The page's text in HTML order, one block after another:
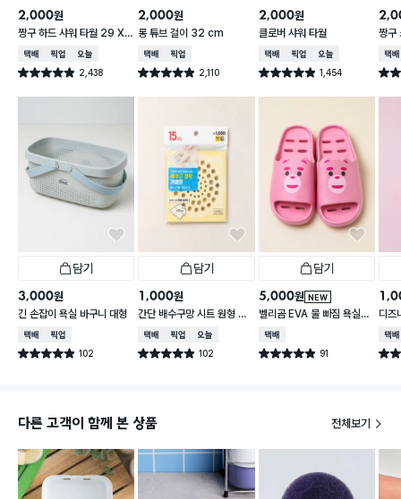
2,000원
짱구 하드 샤워 타월 29 X
95 cm
택배배송매장픽업오늘배송
별점 4.9점 2,438
건 작성
2,000원
롱 튜브 걸이 32 cm
택배배송매장픽업
별점 4.9점 2,110
건 작성
2,000원
클로버 샤워 타월
택배배송매장픽업오늘배송
별점 4.9점 1,454
건 작성
짱구
X
택배
별점
담기
3,000원
긴 손잡이 욕실 바구니 대형
택배배송매장픽업
별점 4.9점 102
건 작성
담기
1,000원
간단 배수구망 시트 원형 중
형 15매입
택배배송매장픽업오늘배송
별점 4.9점 102
건 작성
담기
NEW
5,000원
벨리곰 EVA 물 빠짐 욕실화
260~280 mm
택배배송
별점 4.9점 91
건 작성
디즈
컵
택배
별점
다른 고객이 함께 본 상품 전체보기